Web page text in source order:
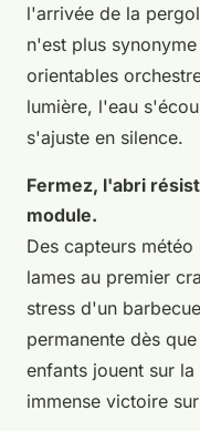
l'arrivée de la
n'est plus
orientables
lumière, l'eau
s'ajuste en silence.
Fermez, l'abri
module.
Des capteurs
lames au premier
stress d'un
permanente dès
enfants jouent sur
immense victoire